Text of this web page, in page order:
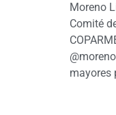
Moreno
Comité
mayores